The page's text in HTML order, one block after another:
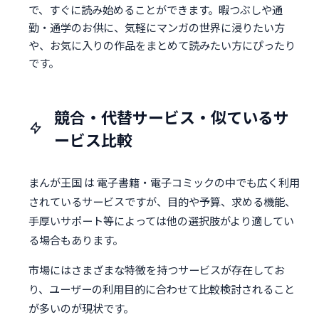
で、すぐに読み始めることができます。暇つぶしや通
勤・通学のお供に、気軽にマンガの世界に浸りたい方
や、お気に入りの作品をまとめて読みたい方にぴったり
です。
競合・代替サービス・似ているサ
ービス比較
まんが王国 は 電子書籍・電子コミックの中でも広く利用
されているサービスですが、目的や予算、求める機能、
手厚いサポート等によっては他の選択肢がより適してい
る場合もあります。
市場にはさまざまな特徴を持つサービスが存在してお
り、ユーザーの利用目的に合わせて比較検討されること
が多いのが現状です。